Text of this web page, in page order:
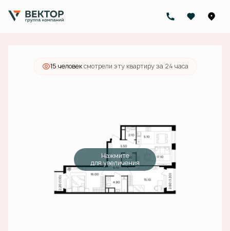
2-комнатная 21 550 000 руб.
Ипотекаот 77 393 руб./мес.
15 человексмотрели эту квартиру за 24 часа
Нажмите
для увеличения